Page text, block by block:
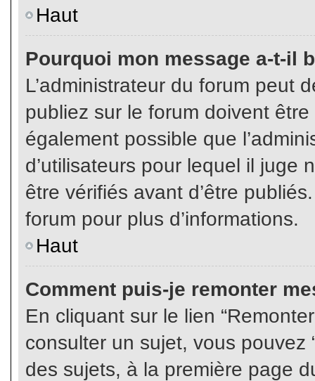
Haut
Pourquoi mon message a-t-il
L’administrateur du forum peut
publiez sur le forum doivent
également possible que
d’utilisateurs pour lequel il juge
être vérifiés avant d’être
forum pour plus d’informations.
Haut
Comment puis-je remonter
En cliquant sur le lien
consulter un sujet, vous pouvez
des sujets, à la première page